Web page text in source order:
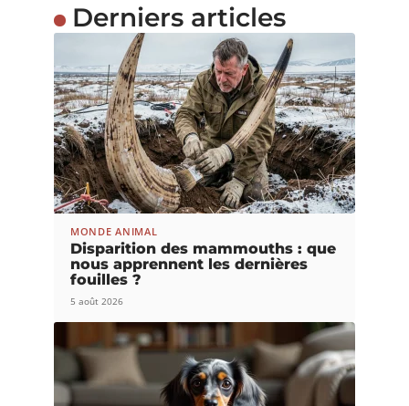
Derniers articles
MONDE ANIMAL
Disparition des mammouths : que
nous apprennent les dernières
fouilles ?
5 août 2026